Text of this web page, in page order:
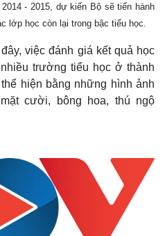
- 2015, dự kiến Bộ sẽ tiến hành
lớp học còn lại trong bậc tiểu học.
việc đánh giá kết quả học
trường tiểu học ở thành
hiện bằng những hình ảnh
cười, bông hoa, thú ngộ